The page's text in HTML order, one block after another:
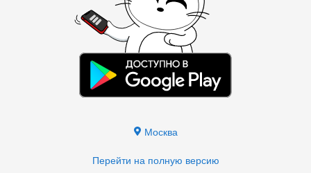
Москва
Перейти на полную версию